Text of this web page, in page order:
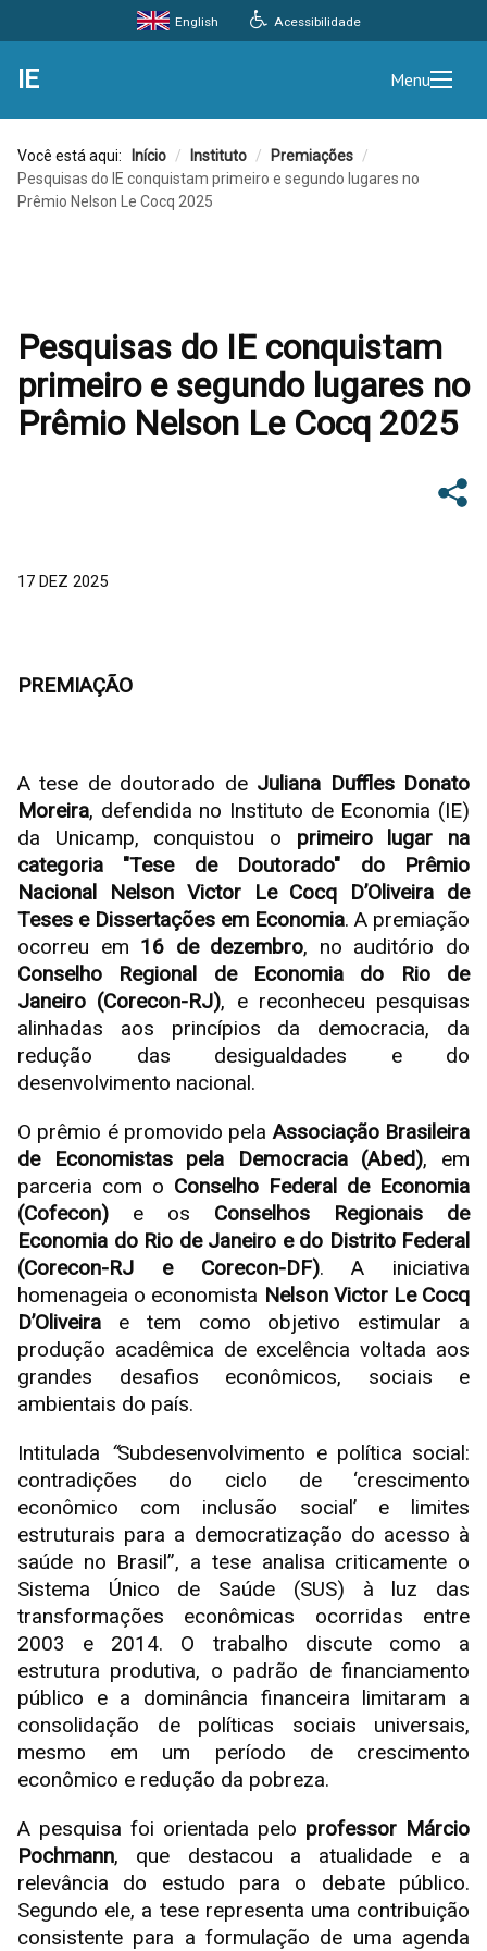
Acessibilidade
English
IE Menu
Você está aqui: Início / Instituto / Premiações /
Pesquisas do IE conquistam primeiro e segundo lugares no
Prêmio Nelson Le Cocq 2025
Pesquisas do IE conquistam
primeiro e segundo lugares no
Prêmio Nelson Le Cocq 2025
17 DEZ 2025
PREMIAÇÃO
A tese de doutorado de Juliana Duffles Donato
Moreira, defendida no Instituto de Economia (IE)
da Unicamp, conquistou o primeiro lugar na
categoria "Tese de Doutorado" do Prêmio
Nacional Nelson Victor Le Cocq D’Oliveira de
Teses e Dissertações em Economia. A premiação
ocorreu em 16 de dezembro, no auditório do
Conselho Regional de Economia do Rio de
Janeiro (Corecon-RJ), e reconheceu pesquisas
alinhadas aos princípios da democracia, da
redução das desigualdades e do
desenvolvimento nacional.
O prêmio é promovido pelaAssociação Brasileira
de Economistas pela Democracia (Abed), em
parceria com o Conselho Federal de Economia
(Cofecon) e os Conselhos Regionais de
Economia do Rio de Janeiro e do Distrito Federal
(Corecon-RJ e Corecon-DF). A iniciativa
homenageia o economista Nelson Victor Le Cocq
D’Oliveira e tem como objetivo estimular a
produção acadêmica de excelência voltada aos
grandes desafios econômicos, sociais e
ambientais do país.
Intitulada “Subdesenvolvimento e política social:
contradições do ciclo de ‘crescimento
econômico com inclusão social’ e limites
estruturais para a democratização do acesso à
saúde no Brasil”, a tese analisa criticamente o
Sistema Único de Saúde (SUS) à luz das
transformações econômicas ocorridas entre
2003 e 2014. O trabalho discute como a
estrutura produtiva, o padrão de financiamento
público e a dominância financeira limitaram a
consolidação de políticas sociais universais,
mesmo em um período de crescimento
econômico e redução da pobreza.
A pesquisa foi orientada pelo professor Márcio
Pochmann, que destacou a atualidade e a
relevância do estudo para o debate público.
Segundo ele, a tese representa uma contribuição
consistente para a formulação de uma agenda